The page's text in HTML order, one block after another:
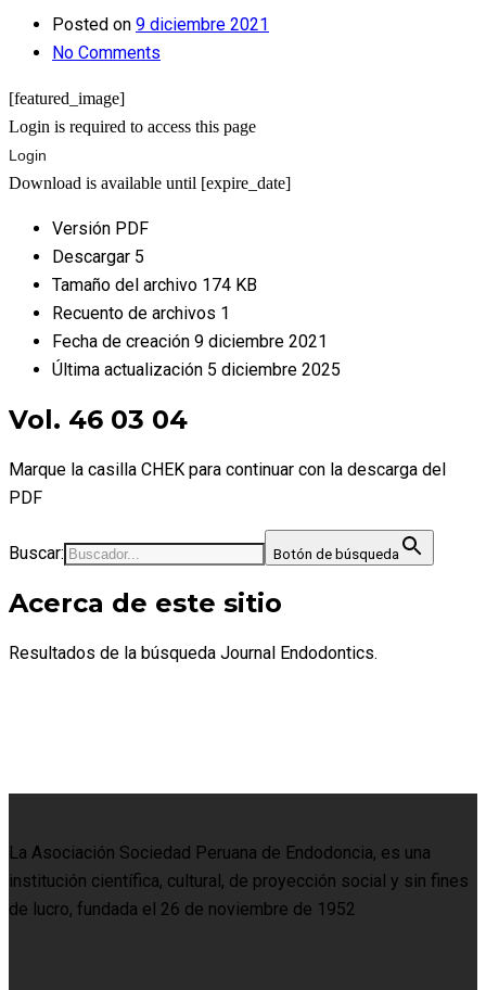
Posted on 9 diciembre 2021
No Comments
[featured_image]
Login is required to access this page
Login
Download is available until [expire_date]
Versión PDF
Descargar 5
Tamaño del archivo 174 KB
Recuento de archivos 1
Fecha de creación 9 diciembre 2021
Última actualización 5 diciembre 2025
Vol. 46 03 04
Marque la casilla CHEK para continuar con la descarga del
PDF
Buscar: Botón de búsqueda
Acerca de este sitio
Resultados de la búsqueda Journal Endodontics.
La Asociación Sociedad Peruana de Endodoncia, es una
institución científica, cultural, de proyección social y sin fines
de lucro, fundada el 26 de noviembre de 1952